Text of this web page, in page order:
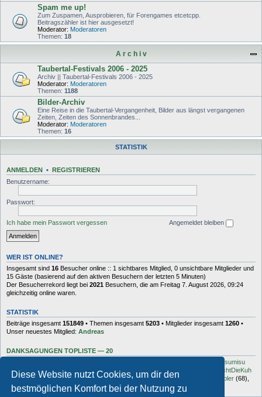
Diese Website nutzt Cookies, um dir den
bestmöglichen Komfort bei der Nutzung zu
Spam me up!
Zum Zuspamen, Ausprobieren, für Forengames etcetcpp.
Beitragszähler ist hier ausgesetzt!
Moderator: Moderatoren
Themen: 18
A r c h i v
Taubertal-Festivals 2006 - 2025
Archiv || Taubertal-Festivals 2006 - 2025
Moderator: Moderatoren
Themen: 1188
Bilder-Archiv
Eine Reise in die Taubertal-Vergangenheit, Bilder aus längst vergangenen
Zeiten, Zeiten des Sonnenbrandes...
Moderator: Moderatoren
Themen: 16
STATISTIK
ANMELDEN • REGISTRIEREN
Benutzername:
Passwort:
Ich habe mein Passwort vergessen Angemeldet bleiben
WER IST ONLINE?
Insgesamt sind 16 Besucher online :: 1 sichtbares Mitglied, 0 unsichtbare Mitglieder und
15 Gäste (basierend auf den aktiven Besuchern der letzten 5 Minuten)
Der Besucherrekord liegt bei 2021 Besuchern, die am Freitag 7. August 2026, 09:24
gleichzeitig online waren.
STATISTIK
Beiträge insgesamt 151849 • Themen insgesamt 5203 • Mitglieder insgesamt 1260 •
Unser neuestes Mitglied: Andreas
DANKSAGUNGEN TOPLISTE — 20
sumisu
(125),
Elton (125), Charles_Robotnik (124), markus.whatever
MuhMachtDieKuh
(94),Pommes(91),rulaman(80),Hooge(77),Öröc(71),zokker000 vfbler (68),
Janaldo(65),unkow(65),häxe(56),DocBrown(56)